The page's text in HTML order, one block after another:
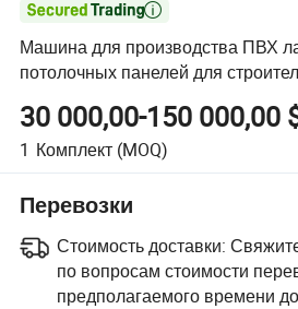

Машина для производства ПВХ
потолочных панелей для
30 000,00-150 000,00
1 Комплект (MOQ)
Перевозки
Стоимость доставки:
по вопросам стоимости
предполагаемого времени